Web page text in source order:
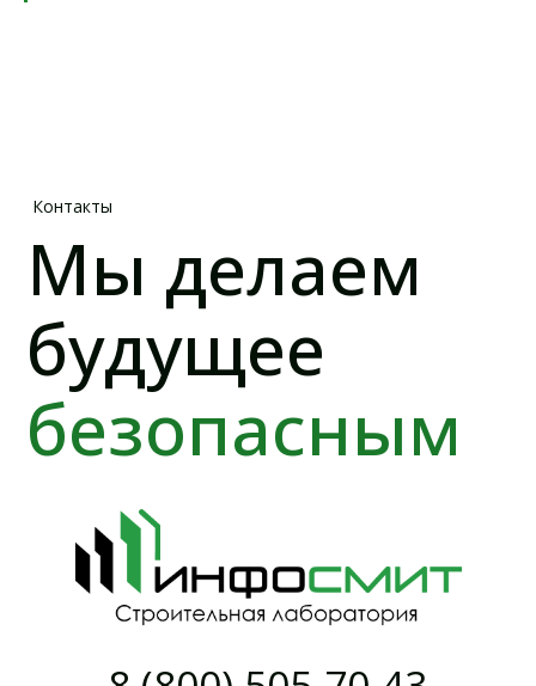
пр. Ленина, д. 16, к. 1, оф. 215-219
г. Москва, Инновационный центр
Сколково, район Технопарк
О компании
Аккредитация
Новости